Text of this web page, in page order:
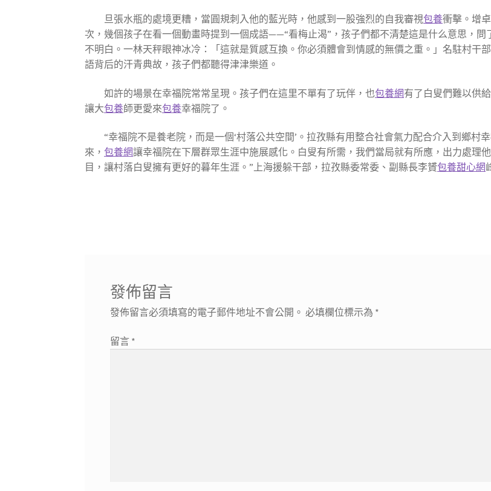
旦張水瓶的處境更糟，當圓規刺入他的藍光時，他感到一股強烈的自我審視包養衝擊。增
次，幾個孩子在看一個動畫時提到一個成語——“看梅止渴”，孩子們都不清楚這是什么意思，問
不明白。一林天秤眼神冰冷：「這就是質感互換。你必須體會到情感的無價之重。」名駐村干
語背后的汗青典故，孩子們都聽得津津樂道。
如許的場景在幸福院常常呈現。孩子們在這里不單有了玩伴，也包養網有了白叟們難以供
讓大包養師更愛來包養幸福院了。
“幸福院不是養老院，而是一個‘村落公共空間’。拉孜縣有用整合社會氣力配合介入到鄉村
來，包養網讓幸福院在下層群眾生涯中施展感化。白叟有所需，我們當局就有所應，出力處理
目，讓村落白叟擁有更好的暮年生涯。”上海援躲干部，拉孜縣委常委、副縣長李贇包養甜心網
發佈留言
發佈留言必須填寫的電子郵件地址不會公開。 必填欄位標示為 *
留言 *